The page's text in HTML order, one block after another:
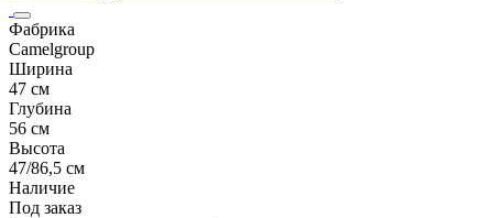
Фабрика
Camelgroup
Ширина
47 см
Глубина
56 см
Высота
47/86,5 см
Наличие
Под заказ